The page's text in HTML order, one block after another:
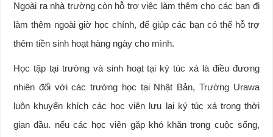
Ngoài ra nhà trường còn hỗ trợ việc làm thêm cho các bạn đi
làm thêm ngoài giờ học chính, để giúp các bạn có thể hỗ trợ
thêm tiền sinh hoạt hàng ngày cho mình.
Học tập tại trường và sinh hoạt tại ký túc xá là điều đương
nhiên đối với các trường học tại Nhật Bản, Trường Urawa
luôn khuyến khích các học viên lưu lại ký túc xá trong thời
gian đầu. nếu các học viên gặp khó khăn trong cuộc sống,